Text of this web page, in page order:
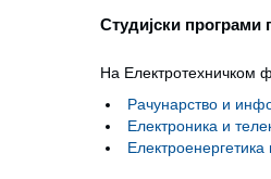
Студијски програми
На Електротехничком
Рачунарство и
Електроника и
Електроенергетика